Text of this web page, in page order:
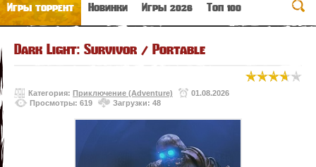
Игры торрент Новинки Игры 2026 Топ 100
Dark Light: Survivor / Portable
Категория: Приключение (Adventure)
01.08.2026
Просмотры: 619
Загрузки: 48